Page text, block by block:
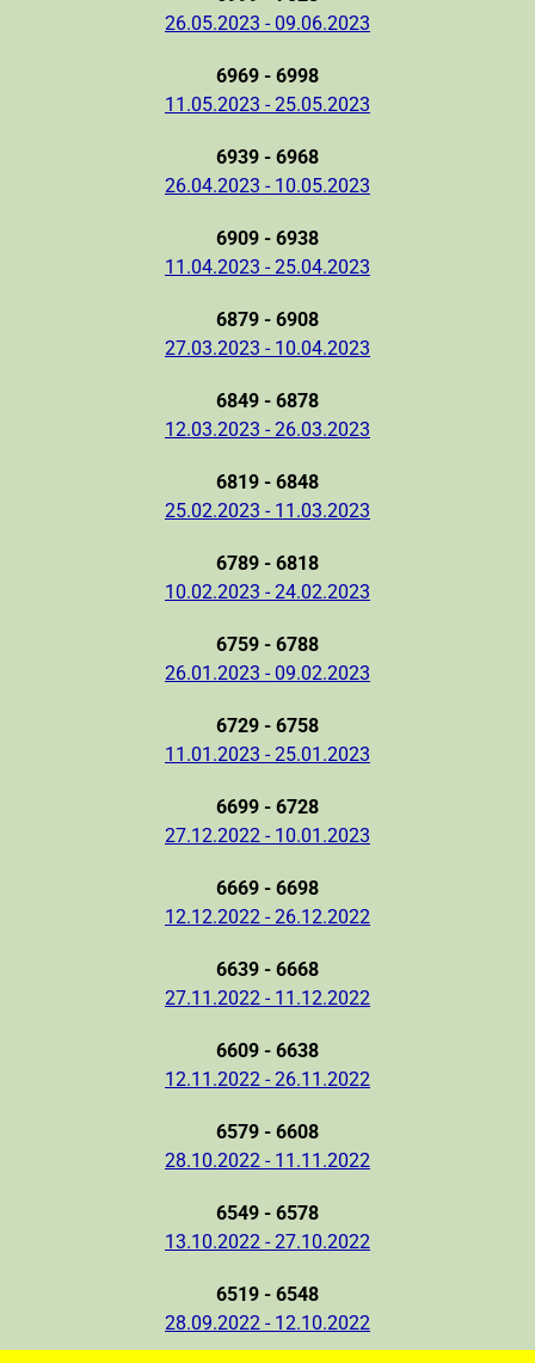
26.05.2023 - 09.06.2023
6969 - 6998
11.05.2023 - 25.05.2023
6939 - 6968
26.04.2023 - 10.05.2023
6909 - 6938
11.04.2023 - 25.04.2023
6879 - 6908
27.03.2023 - 10.04.2023
6849 - 6878
12.03.2023 - 26.03.2023
6819 - 6848
25.02.2023 - 11.03.2023
6789 - 6818
10.02.2023 - 24.02.2023
6759 - 6788
26.01.2023 - 09.02.2023
6729 - 6758
11.01.2023 - 25.01.2023
6699 - 6728
27.12.2022 - 10.01.2023
6669 - 6698
12.12.2022 - 26.12.2022
6639 - 6668
27.11.2022 - 11.12.2022
6609 - 6638
12.11.2022 - 26.11.2022
6579 - 6608
28.10.2022 - 11.11.2022
6549 - 6578
13.10.2022 - 27.10.2022
6519 - 6548
28.09.2022 - 12.10.2022